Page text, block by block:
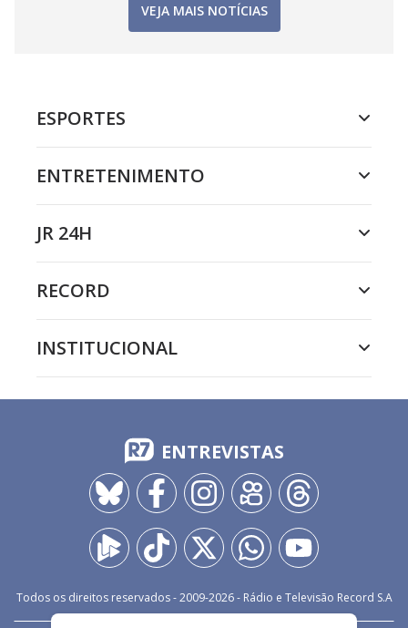
VEJA MAIS NOTÍCIAS
ESPORTES
ENTRETENIMENTO
JR 24H
RECORD
INSTITUCIONAL
ENTREVISTAS
Todos os direitos reservados - 2009-2026- Rádio e Televisão Record S.A